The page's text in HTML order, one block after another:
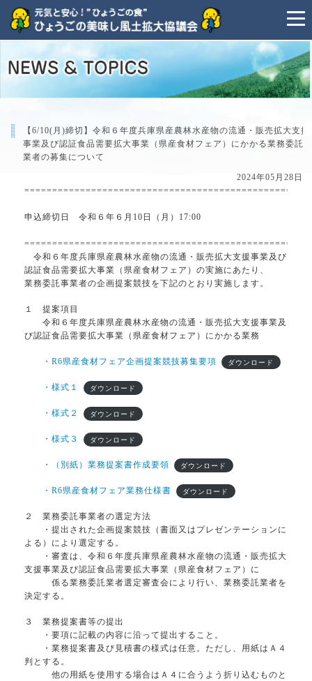
【6/10(月)締切】令和６年度兵庫県産農林水産物の流通・販売拡大支援
事業及び認証食品需要拡大事業（県産食材フェア）にかかる業務委託
業者の募集について
2024年05月28日
申込締切日 令和６年６月10日（月）17:00
令和６年度兵庫県産農林水産物の流通・販売拡大支援事業及び
認証食品需要拡大事業（県産食材フェア）の実施にあたり、
業務委託事業者の企画提案競技を下記のとおり実施します。
１ 提案項目
令和６年度兵庫県産農林水産物の流通・販売拡大支援事業及
び認証食品需要拡大事業（県産食材フェア）にかかる業務
・R6県産食材フェア企画提案競技募集要項 ダウンロード
・様式１ ダウンロード
・様式２ ダウンロード
・様式３ ダウンロード
・（別紙）業務提案書作成要領 ダウンロード
・R6県産食材フェア業務仕様書 ダウンロード
２ 業務委託事業者の選定方法
・提出された企画提案競技（書面又はプレゼンテーションに
よる）により選定する。
・審査は、令和６年度兵庫県産農林水産物の流通・販売拡大
支援事業及び認証食品需要拡大事業（県産食材フェア）に
係る業務委託業者選定審査会により行い、業務委託業者を
決定する。
３ 業務提案書等の提出
・要項に記載の内容に沿って提出すること。
・業務提案書及び見積書の様式は任意。ただし、用紙はＡ４
判とする。
他の用紙を使用する場合はＡ４に合うよう折り込むものと